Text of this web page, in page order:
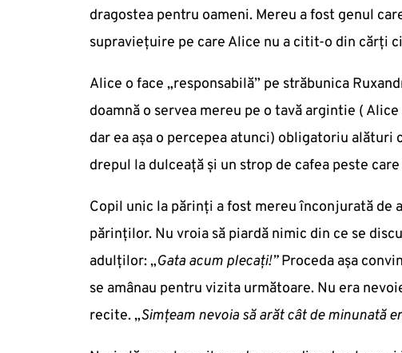
dragostea pentru oameni. Mereu a fost genul
supraviețuire pe care Alice nu a citit-o din cărți
Alice o face „responsabilă” pe străbunica
doamnă o servea mereu pe o tavă argintie (
dar ea așa o percepea atunci) obligatoriu alături
drepul la dulceață și un strop de cafea peste
Copil unic la părinți a fost mereu înconjurată
părinților. Nu vroia să piardă nimic din ce se
adulților: „Gata acum plecați!”Proceda așa
se amânau pentru vizita următoare. Nu era
recite. „Simțeam nevoia să arăt cât de minunată